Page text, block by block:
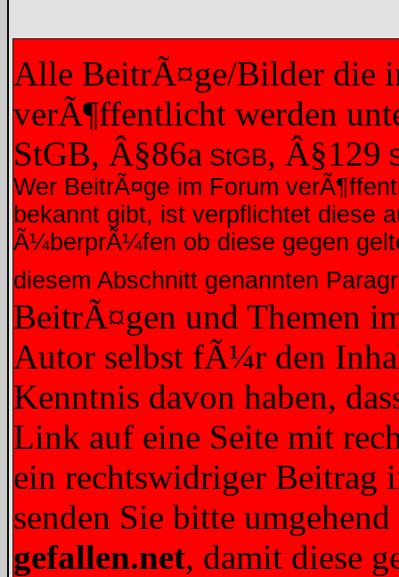
Alle BeitrÃ¤ge/Bilder die
verÃ¶ffentlicht werden
StGB, Â§86a StGB, Â§129
Wer BeitrÃ¤ge im Forum
bekannt gibt, ist verpflichtet diese
Ã¼berprÃ¼fen ob diese gegen
diesem Abschnitt genannten
BeitrÃ¤gen und Themen
Autor selbst fÃ¼r den
Kenntnis davon haben,
Link auf eine Seite mit
ein rechtswidriger Beitrag
senden Sie bitte
gefallen.net, damit diese